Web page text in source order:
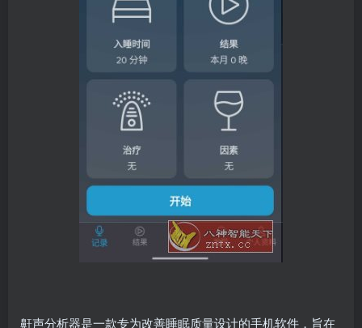
鼾声分析器是一款专为改善睡眠质量设计的手机软件，旨在